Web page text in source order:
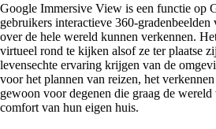
Google Immersive View is een functie op
gebruikers interactieve 360-
over de hele wereld kunnen verkennen.
virtueel rond te kijken alsof ze ter plaatse
levensechte ervaring krijgen van de
voor het plannen van reizen, het
gewoon voor degenen die graag de
comfort van hun eigen huis.